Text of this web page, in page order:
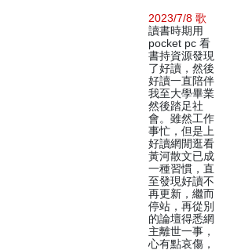
2023/7/8 歌
讀書時期用
pocket pc 看
書持資源發現
了好讀，然後
好讀一直陪伴
我至大學畢業
然後踏足社
會。雖然工作
事忙，但是上
好讀網閒逛看
黃河散文已成
一種習慣，直
至發現好讀不
再更新，繼而
停站，再從別
的論壇得悉網
主離世一事，
心有點哀傷，